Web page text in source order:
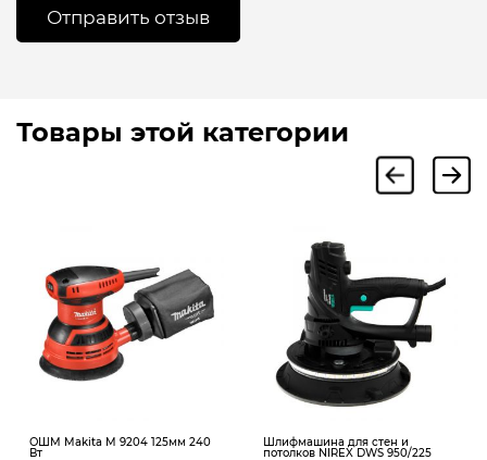
Товары этой категории
ОШМ Makita M 9204 125мм 240 Шлифмашина для стен и
потолков NIREX DWS 950/225